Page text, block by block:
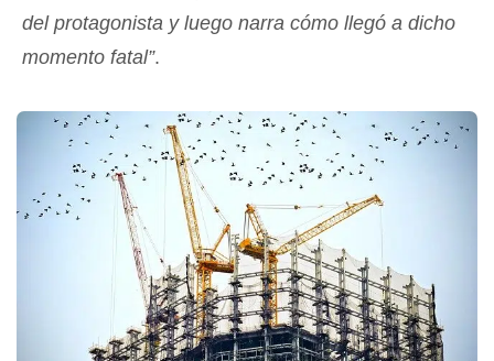
del protagonista y luego narra cómo llegó a dicho
momento fatal”.